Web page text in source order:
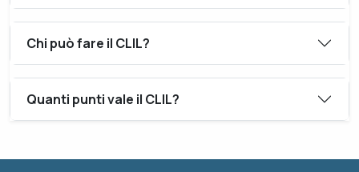
Chi può fare il CLIL?
Quanti punti vale il CLIL?